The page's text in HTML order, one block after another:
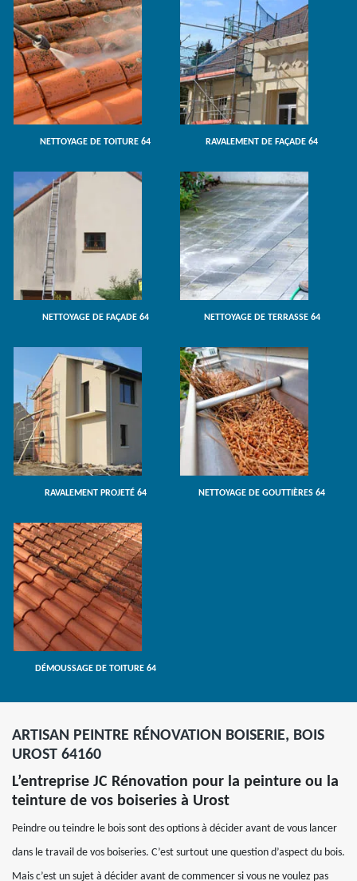
NETTOYAGE DE TOITURE 64 RAVALEMENT DE FAÇADE 64
NETTOYAGE DE FAÇADE 64 NETTOYAGE DE TERRASSE 64
RAVALEMENT PROJETÉ 64 NETTOYAGE DE GOUTTIÈRES 64
DÉMOUSSAGE DE TOITURE 64
ARTISAN PEINTRE RÉNOVATION BOISERIE, BOIS
UROST 64160
L’entreprise JC Rénovation pour la peinture ou la
teinture de vos boiseries à Urost
Peindre ou teindre le bois sont des options à décider avant de vous lancer
dans le travail de vos boiseries. C’est surtout une question d’aspect du bois.
Mais c’est un sujet à décider avant de commencer si vous ne voulez pas